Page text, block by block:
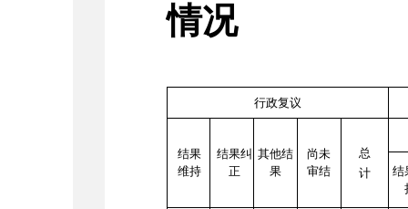
情况
行政复议
结果
维持
结果纠
正
其他结
果
尚未
审结
总
计
结